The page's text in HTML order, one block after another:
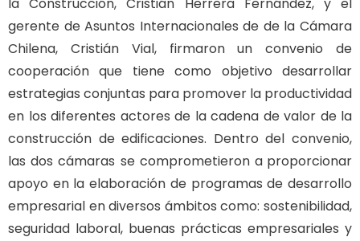
gerente de Asuntos Internacionales de de la Cámara
Chilena, Cristián Vial, firmaron un convenio de
cooperación que tiene como objetivo desarrollar
estrategias conjuntas para promover la productividad
en los diferentes actores de la cadena de valor de la
construcción de edificaciones. Dentro del convenio,
las dos cámaras se comprometieron a proporcionar
apoyo en la elaboración de programas de desarrollo
empresarial en diversos ámbitos como: sostenibilidad,
seguridad laboral, buenas prácticas empresariales y